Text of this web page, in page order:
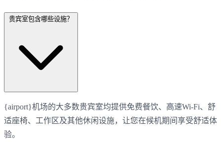
贵宾室包含哪些设施？
{airport}机场的大多数贵宾室均提供免费餐饮、高速Wi-Fi、舒
适座椅、工作区及其他休闲设施，让您在候机期间享受舒适体
验。